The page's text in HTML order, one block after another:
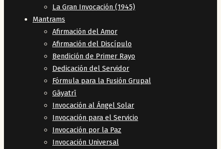
La Gran Invocación (1945)
Mantrams
Afirmación del Amor
Afirmación del Discípulo
Bendición de Primer Rayo
Dedicación del Servidor
Fórmula para la Fusión Grupal
Gāyatrī
Invocación al Ángel Solar
Invocación para el Servicio
Invocación por la Paz
Invocación Universal